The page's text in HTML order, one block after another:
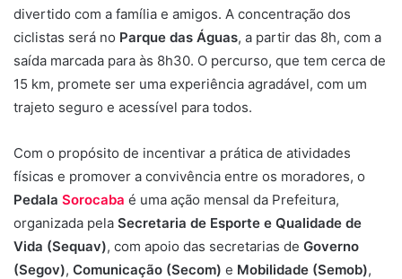
divertido com a família e amigos. A concentração dos
ciclistas será no Parque das Águas, a partir das 8h, com a
saída marcada para às 8h30. O percurso, que tem cerca de
15 km, promete ser uma experiência agradável, com um
trajeto seguro e acessível para todos.
Com o propósito de incentivar a prática de atividades
físicas e promover a convivência entre os moradores, o
Pedala Sorocaba é uma ação mensal da Prefeitura,
organizada pela Secretaria de Esporte e Qualidade de
Vida (Sequav), com apoio das secretarias de Governo
(Segov), Comunicação (Secom) e Mobilidade (Semob),